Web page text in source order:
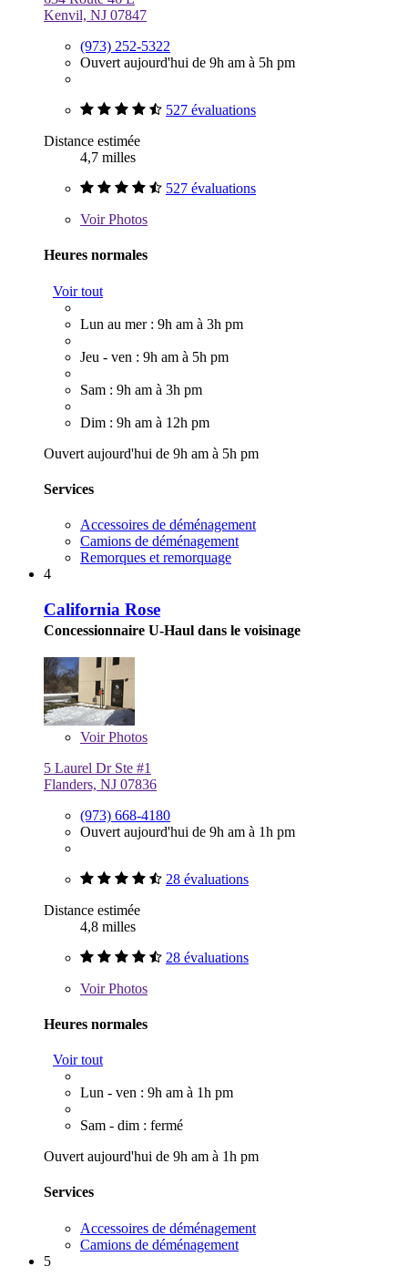
Kenvil, NJ 07847
(973) 252-5322
Ouvert aujourd'hui de 9h am à 5h pm
527 évaluations
Distance estimée
4,7 milles
527 évaluations
VoirPhotos
Heures normales
Voir tout
Lun au mer : 9h am à 3h pm
Jeu - ven : 9h am à 5h pm
Sam : 9h am à 3h pm
Dim : 9h am à 12h pm
Ouvert aujourd'hui de 9h am à 5h pm
Services
Accessoires de déménagement
Camions de déménagement
Remorques et remorquage
4
California Rose
Concessionnaire U-Haul dans le voisinage
VoirPhotos
5 Laurel Dr Ste #1
Flanders, NJ 07836
(973) 668-4180
Ouvert aujourd'hui de 9h am à 1h pm
28 évaluations
Distance estimée
4,8 milles
28 évaluations
VoirPhotos
Heures normales
Voir tout
Lun - ven : 9h am à 1h pm
Sam - dim : fermé
Ouvert aujourd'hui de 9h am à 1h pm
Services
Accessoires de déménagement
Camions de déménagement
5